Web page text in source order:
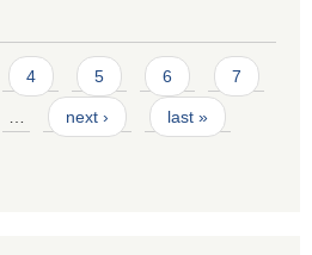
4 5 6 7
next › last »